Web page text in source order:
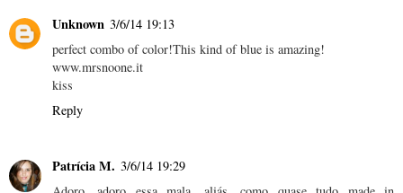
Unknown 3/6/14 19:13
perfect combo of color!This kind of blue is amazing!
www.mrsnoone.it
kiss
Reply
Patrícia M. 3/6/14 19:29